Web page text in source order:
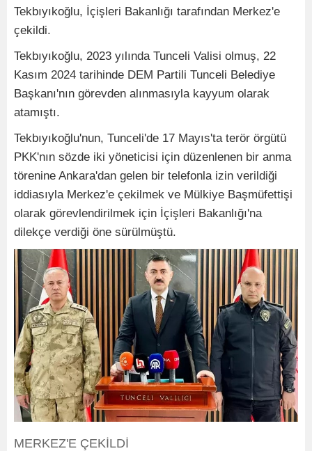
Tekbıyıkoğlu, İçişleri Bakanlığı tarafından Merkez'e
çekildi.
Tekbıyıkoğlu, 2023 yılında Tunceli Valisi olmuş, 22
Kasım 2024 tarihinde DEM Partili Tunceli Belediye
Başkanı'nın görevden alınmasıyla kayyum olarak
atamıştı.
Tekbıyıkoğlu'nun, Tunceli'de 17 Mayıs'ta terör örgütü
PKK'nın sözde iki yöneticisi için düzenlenen bir anma
törenine Ankara'dan gelen bir telefonla izin verildiği
iddiasıyla Merkez'e çekilmek ve Mülkiye Başmüfettişi
olarak görevlendirilmek için İçişleri Bakanlığı'na
dilekçe verdiği öne sürülmüştü.
MERKEZ'E ÇEKİLDİ